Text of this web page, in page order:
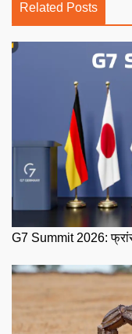
Related Posts
G7 Summit 2026: